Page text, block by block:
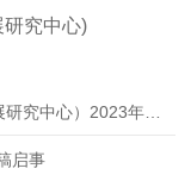
究中心)
上一篇：湖南省社会科学院（省人民政府发展研究中心）2023年公开招聘公告
启事